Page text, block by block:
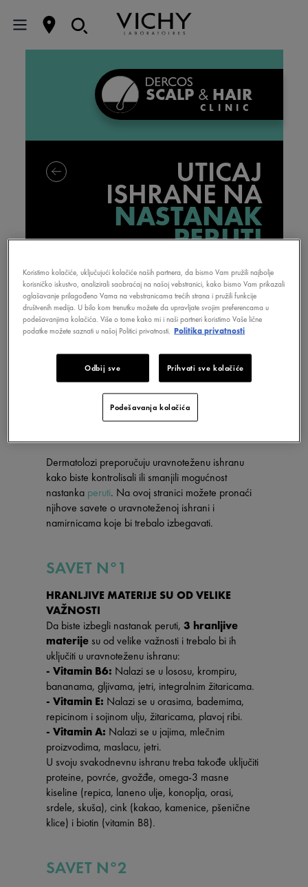
UTICAJ
ISHRANE NA
NASTANAK
PERUTI
SCALP& HAIR
CLINIC
Dermatolozi preporučuju uravnoteženu ishranu
kako biste kontrolisali ili smanjili mogućnost
nastanka peruti. Na ovoj stranici možete pronaći
njihove savete o uravnoteženoj ishrani i
namirnicama koje bi trebalo izbegavati.
SAVET N°1
HRANLJIVE MATERIJE SU OD VELIKE
VAŽNOSTI
Da biste izbegli nastanak peruti, 3 hranljive
materijesu od velike važnosti i trebalo bi ih
uključiti u uravnoteženu ishranu:
- Vitamin B6: Nalazi se u lososu, krompiru,
bananama, gljivama, jetri, integralnim žitaricama.
- Vitamin E: Nalazi se u orasima, bademima,
repicinom i sojinom ulju, žitaricama, plavoj ribi.
- Vitamin A: Nalazi se u jajima, mlečnim
proizvodima, maslacu, jetri.
U svoju svakodnevnu ishranu treba takođe uključiti
proteine, povrće, gvožđe, omega-3 masne
kiseline (repica, laneno ulje, konoplja, orasi,
srdele, skuša), cink (kakao, kamenice, pšenične
klice) i biotin (vitamin B8).
SAVET N°2
Koristimo kolačiće, uključujući kolačiće naših partnera, da bismo Vam pružili najbolje
korisničko iskustvo, analizirali saobraćaj na našoj vebstranici, kako bismo Vam prikazali
oglašavanje prilagođeno Vama na vebstranicama trećih strana i pružili funkcije
društvenih medija. U bilo kom trenutku možete da upravljate svojim preferencama u
podešavanjima kolačića. Više o tome kako mi i naši partneri koristimo Vaše lične
podatke možete saznati u našoj Politici privatnosti. Politika privatnosti
Odbij sve Prihvati sve kolačiće
Podešavanja kolačića